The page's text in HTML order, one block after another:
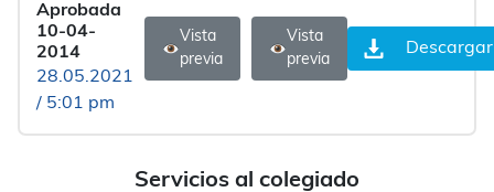
Servicios al colegiado
Aprobada
10-04-
2014
28.05.2021
/ 5:01 pm
Vista
previa
Vista
previa
Descargar